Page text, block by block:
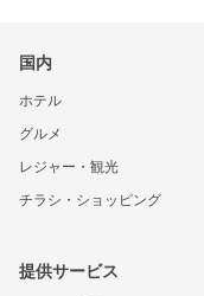
国内
ホテル
グルメ
レジャー・観光
チラシ・ショッピング
提供サービス